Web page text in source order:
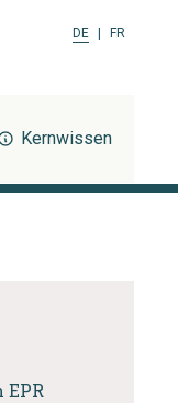
DE FR
Kernwissen